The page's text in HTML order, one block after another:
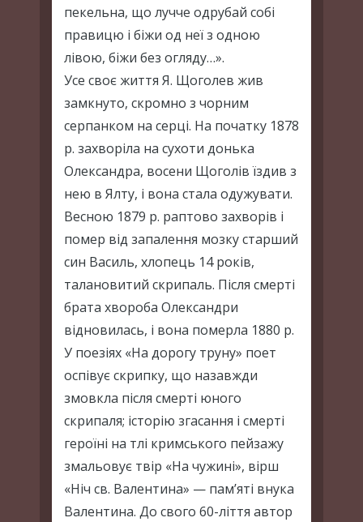
пекельна, що лучче одрубай собі
правицю і біжи од неї з одною
лівою, біжи без огляду…».
Усе своє життя Я. Щоголев жив
замкнуто, скромно з чорним
серпанком на серці. На початку 1878
р. захворіла на сухоти донька
Олександра, восени Щоголів їздив з
нею в Ялту, і вона стала одужувати.
Весною 1879 р. раптово захворів і
помер від запалення мозку старший
син Василь, хлопець 14 років,
талановитий скрипаль. Після смерті
брата хвороба Олександри
відновилась, і вона померла 1880 р.
У поезіях «На дорогу труну» поет
оспівує скрипку, що назавжди
змовкла після смерті юного
скрипаля; історію згасання і смерті
героїні на тлі кримського пейзажу
змальовує твір «На чужині», вірш
«Ніч св. Валентина» — пам’яті внука
Валентина. До свого 60-ліття автор